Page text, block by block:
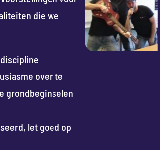
die we
over te
grondbeginselen
let goed op